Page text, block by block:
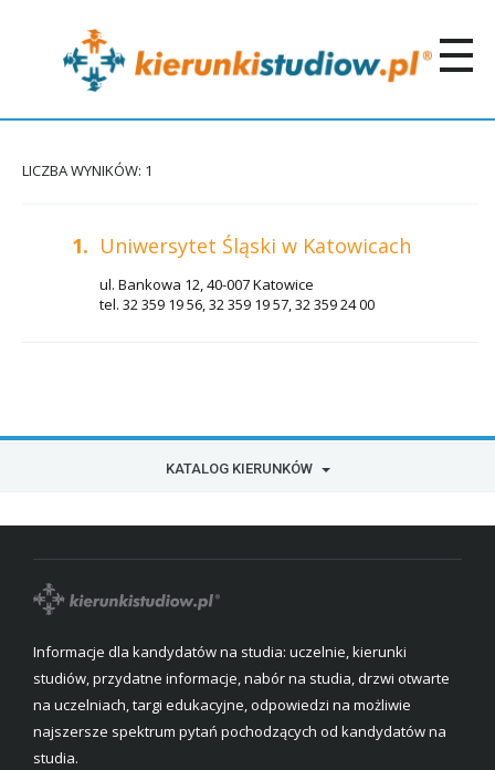
LICZBA WYNIKÓW: 1
1. Uniwersytet Śląski w Katowicach
ul. Bankowa 12, 40-007 Katowice
tel. 32 359 19 56, 32 359 19 57, 32 359 24 00
KATALOG KIERUNKÓW
Informacje dla kandydatów na studia: uczelnie, kierunki
studiów, przydatne informacje, nabór na studia, drzwi otwarte
na uczelniach, targi edukacyjne, odpowiedzi na możliwie
najszersze spektrum pytań pochodzących od kandydatów na
studia.